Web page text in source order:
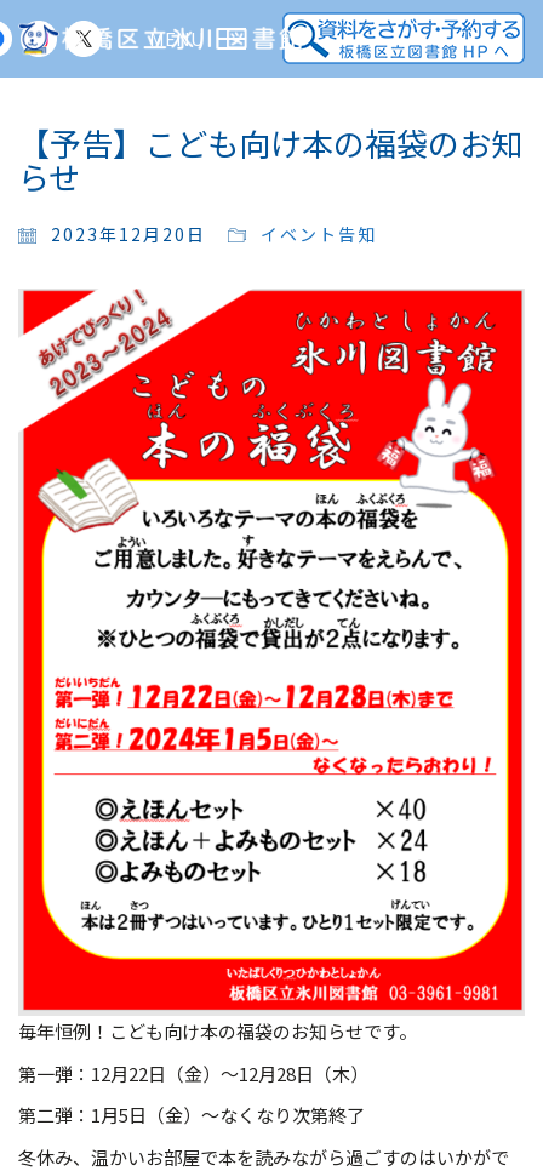
MENU
【予告】こども向け本の福袋のお知
らせ
2023年12月20日 イベント告知
毎年恒例！こども向け本の福袋のお知らせです。
第一弾：12月22日（金）～12月28日（木）
第二弾：1月5日（金）～なくなり次第終了
冬休み、温かいお部屋で本を読みながら過ごすのはいかがで